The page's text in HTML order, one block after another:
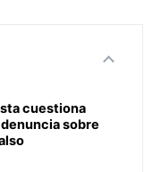
cuestiona
sobre